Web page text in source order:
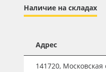
Новинки
Orajet 3640
Плёнка
Наличие на складах
Адрес
141720,